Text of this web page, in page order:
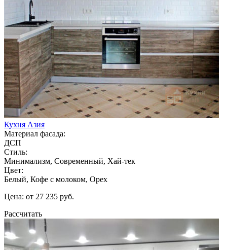
Кухня Азия
Материал фасада:
ДСП
Стиль:
Минимализм, Современный, Хай-тек
Цвет:
Белый, Кофе с молоком, Орех
Цена: от 27 235 руб.
Рассчитать